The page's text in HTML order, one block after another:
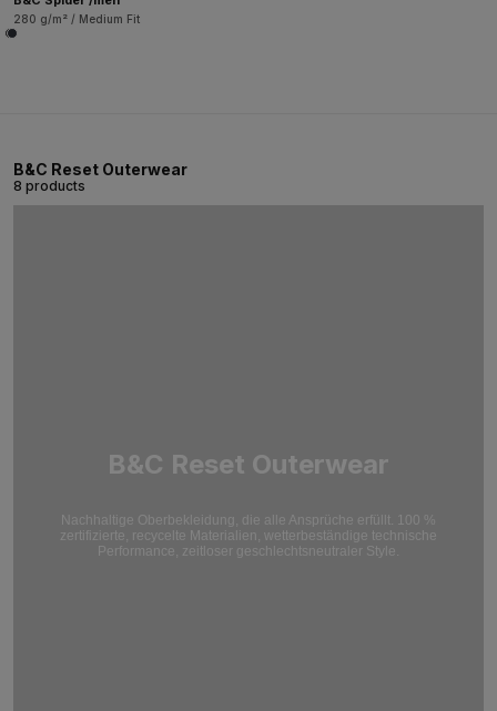
280 g/m² / Medium Fit
B&C Reset Outerwear
8 products
B&C Reset Outerwear
Nachhaltige Oberbekleidung, die alle Ansprüche erfüllt. 100 %
zertifizierte, recycelte Materialien, wetterbeständige technische
Performance, zeitloser geschlechtsneutraler Style.